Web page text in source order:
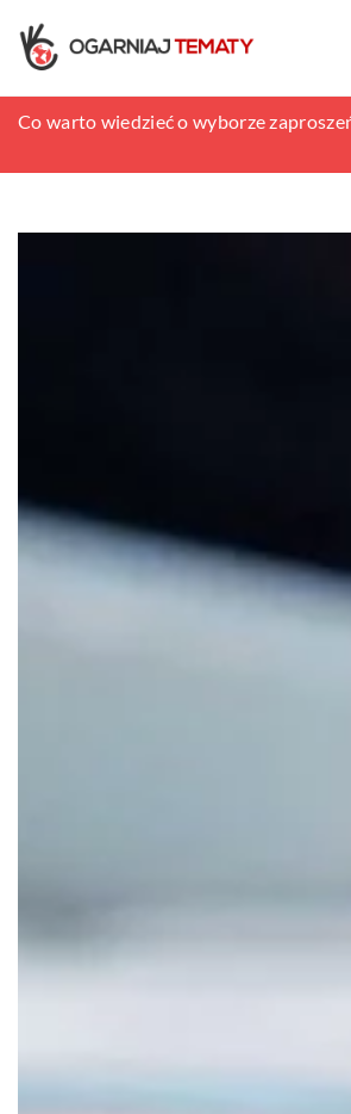
Co każdy fryzjer powinien wiedzieć na
Co warto wiedzieć o wyborze
Czy opony całoroczne to dobre